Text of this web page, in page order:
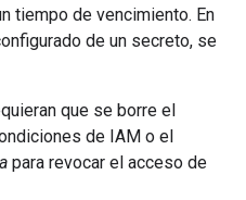
tiempo de vencimiento. En
de un secreto, se
que se borre el
de IAM o el
para revocar el acceso de